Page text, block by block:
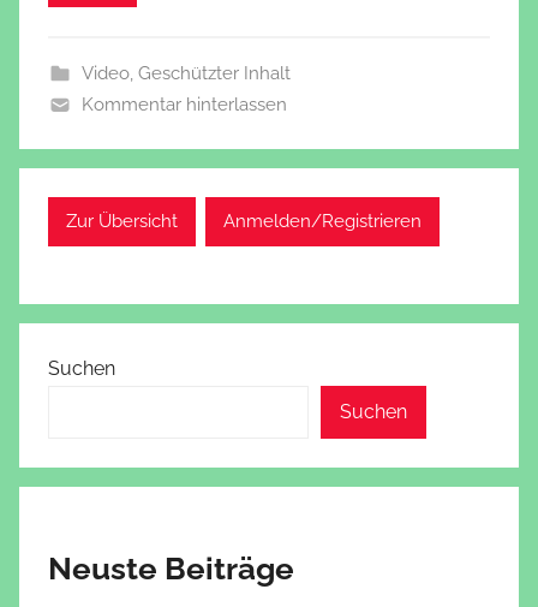
Video, Geschützter Inhalt
Kommentar hinterlassen
Zur Übersicht Anmelden/Registrieren
Suchen
Suchen
Neuste Beiträge